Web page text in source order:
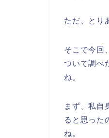
ただ、とり
そこで今回
ついて調べ
ね。
まず、私自
ると思った
ね。